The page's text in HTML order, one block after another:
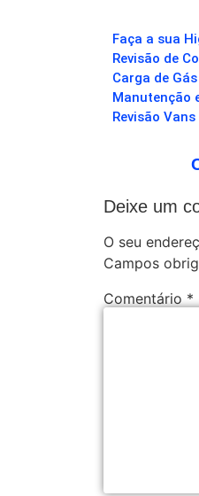
Faça a sua
Revisão de
Carga de
Manutenção
Revisão Vans
Deixe um
O seu
Campos
Comentário *